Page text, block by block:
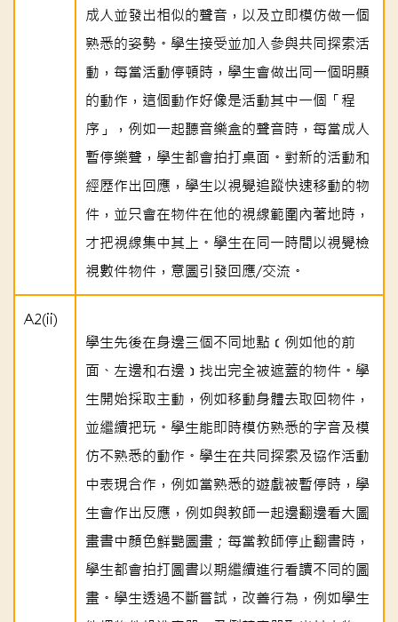
成人並發出相似的聲音，以及立即模仿做一個
熟悉的姿勢。學生接受並加入參與共同探索活
動，每當活動停頓時，學生會做出同一個明顯
的動作，這個動作好像是活動其中一個「程
序」，例如一起聽音樂盒的聲音時，每當成人
暫停樂聲，學生都會拍打桌面。對新的活動和
經歷作出回應，學生以視覺追蹤快速移動的物
件，並只會在物件在他的視線範圍內著地時，
才把視線集中其上。學生在同一時間以視覺檢
視數件物件，意圖引發回應/交流。
A2(ii)
學生先後在身邊三個不同地點﹝例如他的前
面、左邊和右邊﹞找出完全被遮蓋的物件。學
生開始採取主動，例如移動身體去取回物件，
並繼續把玩。學生能即時模仿熟悉的字音及模
仿不熟悉的動作。學生在共同探索及協作活動
中表現合作，例如當熟悉的遊戲被暫停時，學
生會作出反應，例如與教師一起邊翻邊看大圖
畫書中顏色鮮艷圖畫；每當教師停止翻書時，
學生都會拍打圖書以期繼續進行看讀不同的圖
畫。學生透過不斷嘗試，改善行為，例如學生